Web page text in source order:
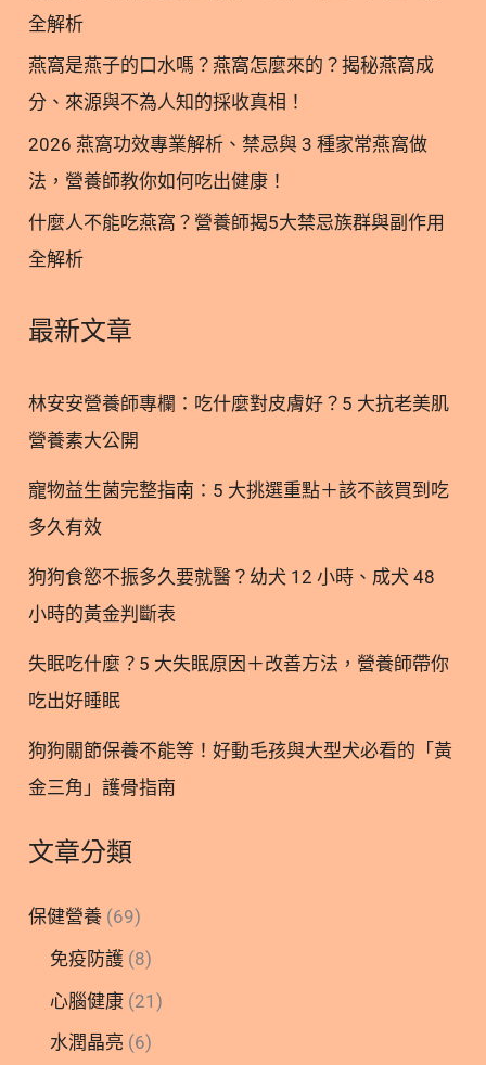
錯誤 3.1. ❌ 錯誤一：延續幼貓的「任食制」 3.2. ❌ 錯
常飲水量與濕食比例 4. 營養師總結：長久陪伴的秘
訣在於「動態調整」 5. 成貓營養｜參考文獻 1. 成貓
怎麼養？核心關鍵在「熱量控制與營養平衡」 進入成
貓階段（包含青壯年貓 1-6 歲；熟齡貓 7-10 歲），
美國動物醫院協會（AAHA）與美國貓科獸醫協會
（AAFP）共同發布的《貓咪生命週期指南》指出，
肉狀況評分（MCS）、是否結紮、健康狀況與活動量
約 20-30%。如果飼主繼續給予幼貓時期的高熱量飼
料且不調整餵食份量，很容易導致脂肪堆積、體重直
疾病、下泌尿道問題等慢性疾病的風險會顯著增加
(3)。 1.2. 7-10歲熟齡貓：重點在於「維持肌肉量」
與「補充水分」 根據 AAFCO 規範，成貓的最低蛋白
絕對肉食動物的貓咪，仍需要以高品質的動物性蛋白
質為飲
全解析
燕窩是燕子的口水嗎？燕窩怎麼來的？揭秘燕窩成
分、來源與不為人知的採收真相！
2026 燕窩功效專業解析、禁忌與 3 種家常燕窩做
法，營養師教你如何吃出健康！
什麼人不能吃燕窩？營養師揭5大禁忌族群與副作用
全解析
最新文章
林安安營養師專欄：吃什麼對皮膚好？5 大抗老美肌
營養素大公開
寵物益生菌完整指南：5 大挑選重點＋該不該買到吃
多久有效
狗狗食慾不振多久要就醫？幼犬 12 小時、成犬 48
小時的黃金判斷表
失眠吃什麼？5 大失眠原因＋改善方法，營養師帶你
吃出好睡眠
狗狗關節保養不能等！好動毛孩與大型犬必看的「黃
金三角」護骨指南
文章分類
保健營養 (69)
免疫防護 (8)
心腦健康 (21)
水潤晶亮 (6)